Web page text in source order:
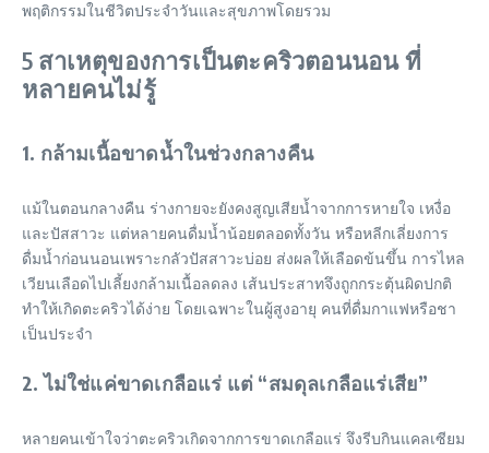
พฤติกรรมในชีวิตประจำวันและสุขภาพโดยรวม
5 สาเหตุของการเป็นตะคริวตอนนอน ที่
หลายคนไม่รู้
1. กล้ามเนื้อขาดน้ำในช่วงกลางคืน
แม้ในตอนกลางคืน ร่างกายจะยังคงสูญเสียน้ำจากการหายใจ เหงื่อ
และปัสสาวะ แต่หลายคนดื่มน้ำน้อยตลอดทั้งวัน หรือหลีกเลี่ยงการ
ดื่มน้ำก่อนนอนเพราะกลัวปัสสาวะบ่อย ส่งผลให้เลือดข้นขึ้น การไหล
เวียนเลือดไปเลี้ยงกล้ามเนื้อลดลง เส้นประสาทจึงถูกกระตุ้นผิดปกติ
ทำให้เกิดตะคริวได้ง่าย โดยเฉพาะในผู้สูงอายุ คนที่ดื่มกาแฟหรือชา
เป็นประจำ
2. ไม่ใช่แค่ขาดเกลือแร่ แต่ “สมดุลเกลือแร่เสีย”
หลายคนเข้าใจว่าตะคริวเกิดจากการขาดเกลือแร่ จึงรีบกินแคลเซียม